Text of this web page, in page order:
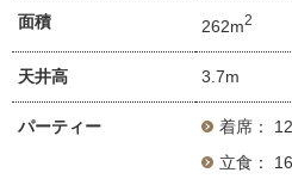
面積 262m2
天井高 3.7m
パーティー
着席：
立食：